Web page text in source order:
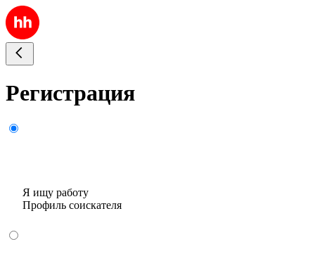
Регистрация
Я ищу работу
Профиль соискателя